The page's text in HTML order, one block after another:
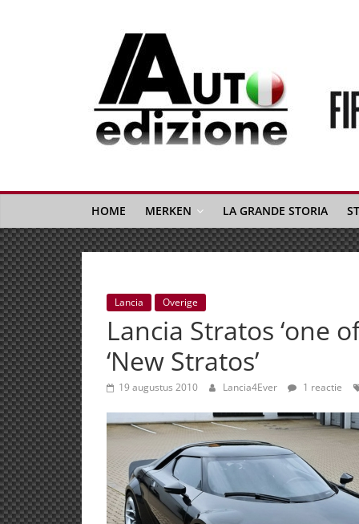
Auto
Edizione
La
Gazetta
dell'Automobile
Italiana
|
Italiaans
autonieuws
&
lifestyle
HOME MERKEN LA GRANDE STORIA
Lancia Overige
Lancia Stratos ‘one
‘New Stratos’
19 augustus 2010 Lancia4Ever 1 reactie